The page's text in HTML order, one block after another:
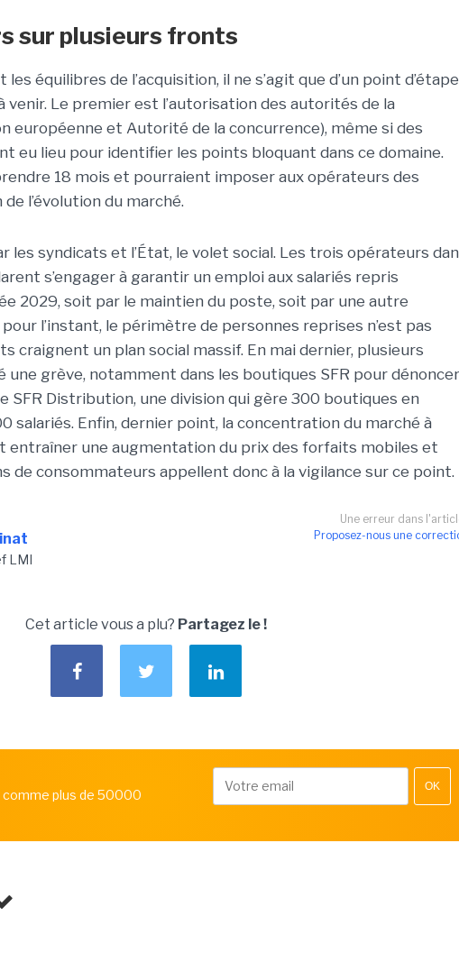
sur plusieurs fronts
les équilibres de l’acquisition, il ne s’agit que d’un point d’étape
venir. Le premier est l’autorisation des autorités de la
européenne et Autorité de la concurrence), même si des
eu lieu pour identifier les points bloquant dans ce domaine.
18 mois et pourraient imposer aux opérateurs des
l’évolution du marché.
les syndicats et l’État, le volet social. Les trois opérateurs
s’engager à garantir un emploi aux salariés repris
2029, soit par le maintien du poste, soit par une autre
l’instant, le périmètre de personnes reprises n’est pas
craignent un plan social massif. En mai dernier, plusieurs
une grève, notamment dans les boutiques SFR pour dénoncer
SFR Distribution, une division qui gère 300 boutiques en
salariés. Enfin, dernier point, la concentration du marché à
entraîner une augmentation du prix des forfaits mobiles et
de consommateurs appellent donc à la vigilance sur ce point.
Une erreur dans
Proposez-nous une
LMI
Cet article vous a plu? Partagez le !
plus de 50000
OK